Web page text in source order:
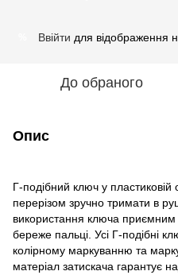
Ввійти для відображення
До обраного
Опис
Г-подібний ключ у пластиковій
перерізом зручно тримати в
використання ключа приємним
береже пальці. Усі Г-подібні
колірному маркуванню та
матеріал затискача гарантує